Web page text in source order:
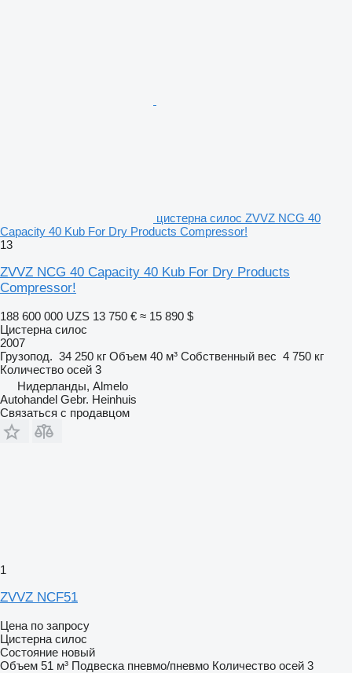
цистерна силос ZVVZ NCG 40
Capacity 40 Kub For Dry Products Compressor!
13
ZVVZ NCG 40 Capacity 40 Kub For Dry Products
Compressor!
188 600 000 UZS 13 750 € ≈ 15 890 $
Цистерна силос
2007
Грузопод. 34 250 кг Объем 40 м³ Собственный вес 4 750 кг
Количество осей 3
Нидерланды, Almelo
Autohandel Gebr. Heinhuis
Связаться с продавцом
1
ZVVZ NCF51
Цена по запросу
Цистерна силос
Состояние новый
Объем 51 м³ Подвеска пневмо/пневмо Количество осей 3